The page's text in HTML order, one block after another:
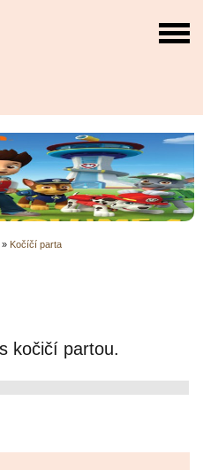
» Kočíčí parta
kočičí partou.